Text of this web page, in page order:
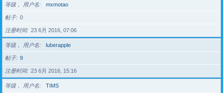
等级， 用户名 mxmotao
帖子 0
注册时间 23 6月 2016, 07:06
等级， 用户名 luberapple
帖子 9
注册时间 23 6月 2016, 15:16
等级， 用户名 TIMS